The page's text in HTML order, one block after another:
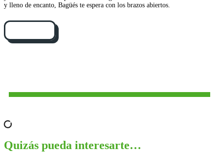
y lleno de encanto, Bagüés te espera con los brazos abiertos.
Quizás pueda interesarte…